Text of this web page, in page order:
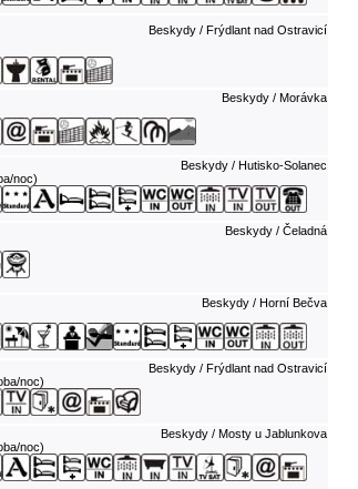
Beskydy / Frýdlant nad Ostravicí
Beskydy / Morávka
Beskydy / Hutisko-Solanec
noc)
Beskydy / Čeladná
Beskydy / Horní Bečva
Beskydy / Frýdlant nad Ostravicí
noc)
Beskydy / Mosty u Jablunkova
noc)